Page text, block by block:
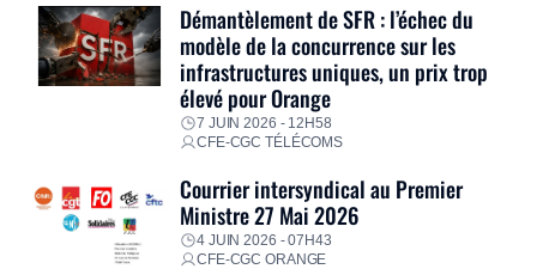
Démantèlement de SFR : l’échec du
modèle de la concurrence sur les
infrastructures uniques, un prix trop
élevé pour Orange
7 JUIN 2026 - 12H58
CFE-CGC TÉLÉCOMS
Courrier intersyndical au Premier
Ministre 27 Mai 2026
4 JUIN 2026 - 07H43
CFE-CGC ORANGE